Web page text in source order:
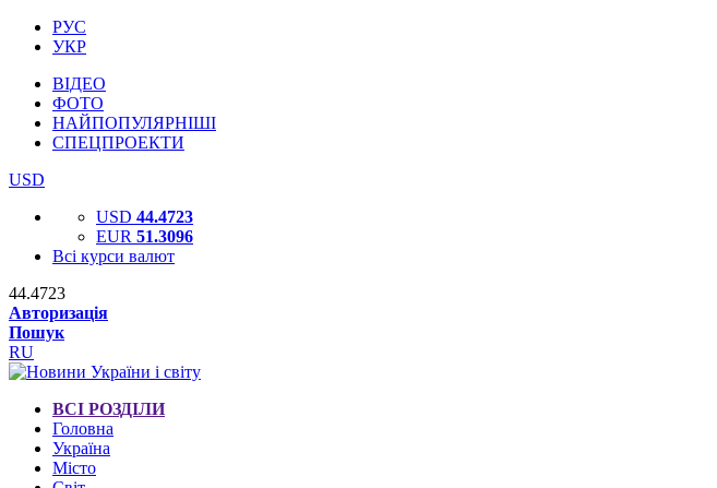
РУС
УКР
ВІДЕО
ФОТО
НАЙПОПУЛЯРНІШІ
СПЕЦПРОЕКТИ
USD
USD 44.4723
EUR 51.3096
Всі курси валют
44.4723
Авторизація
Пошук
RU
ВСІ РОЗДІЛИ
Головна
Україна
Місто